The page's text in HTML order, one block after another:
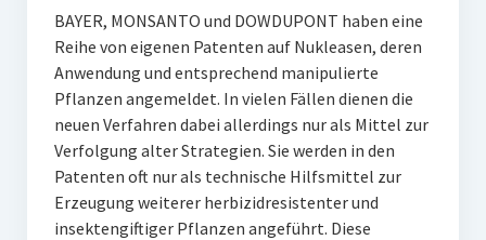
BAYER, MONSANTO und DOWDUPONT haben eine
Reihe von eigenen Patenten auf Nukleasen, deren
Anwendung und entsprechend manipulierte
Pflanzen angemeldet. In vielen Fällen dienen die
neuen Verfahren dabei allerdings nur als Mittel zur
Verfolgung alter Strategien. Sie werden in den
Patenten oft nur als technische Hilfsmittel zur
Erzeugung weiterer herbizidresistenter und
insektengiftiger Pflanzen angeführt. Diese